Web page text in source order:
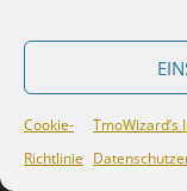
Cookie-
Richtlinie
Kommentarlinks